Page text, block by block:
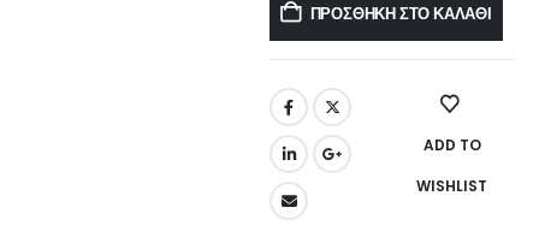
ΠΡΟΣΘΉΚΗ ΣΤΟ ΚΑΛΆΘΙ
ADD TO
WISHLIST